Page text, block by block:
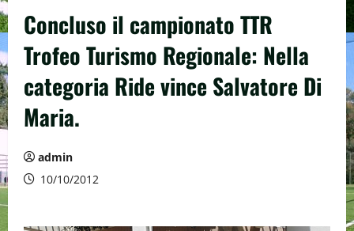
Concluso il campionato TTR
Trofeo Turismo Regionale: Nella
categoria Ride vince Salvatore Di
Maria.
admin
10/10/2012